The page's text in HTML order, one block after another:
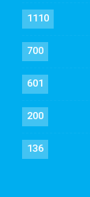
1110
700
601
200
136